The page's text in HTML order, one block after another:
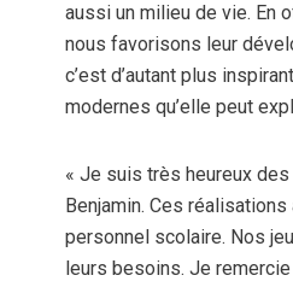
aussi un milieu de vie. En
nous favorisons leur
c’est d’autant plus
modernes qu’elle peut
« Je suis très heureux
Benjamin. Ces
personnel scolaire. Nos
leurs besoins. Je